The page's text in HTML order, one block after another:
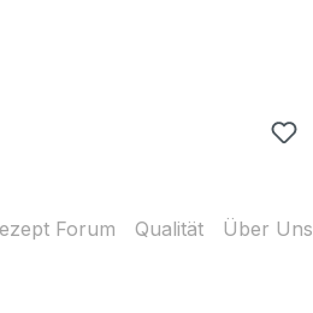
Forum Qualität Über Uns